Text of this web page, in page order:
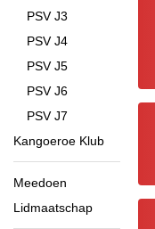
PSV J3
PSV J4
PSV J5
PSV J6
PSV J7
Kangoeroe Klub
Meedoen
Lidmaatschap